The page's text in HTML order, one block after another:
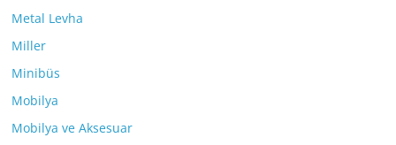
Metal Levha
Miller
Minibüs
Mobilya
Mobilya ve Aksesuar